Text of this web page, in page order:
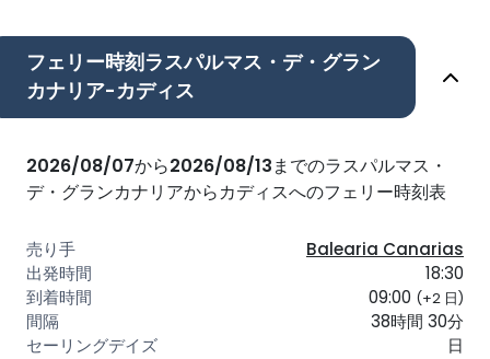
フェリー時刻ラスパルマス・デ・グラン
カナリア-カディス
2026/08/07から2026/08/13までのラスパルマス・
デ・グランカナリアからカディスへのフェリー時刻表
Balearia Canarias
18:30
09:00 (+2 日)
38時間 30分
日